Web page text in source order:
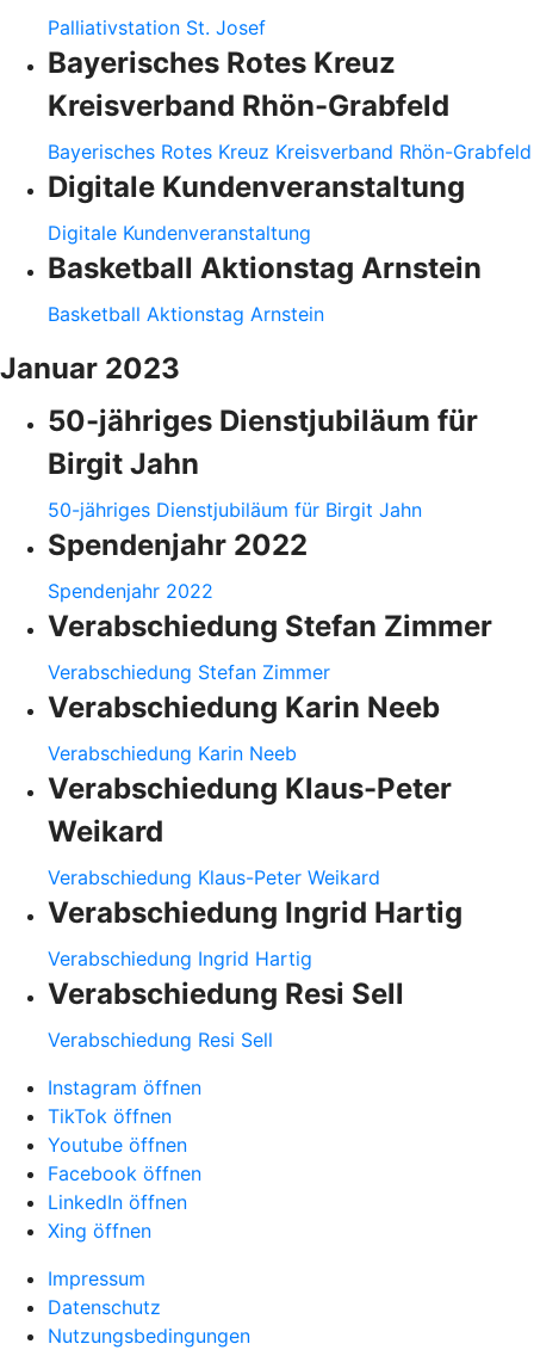
Palliativstation St. Josef
Bayerisches Rotes Kreuz
Kreisverband Rhön-Grabfeld
Bayerisches Rotes Kreuz Kreisverband Rhön-Grabfeld
Digitale Kundenveranstaltung
Digitale Kundenveranstaltung
Basketball Aktionstag Arnstein
Basketball Aktionstag Arnstein
Januar 2023
50-jähriges Dienstjubiläum für
Birgit Jahn
50-jähriges Dienstjubiläum für Birgit Jahn
Spendenjahr 2022
Spendenjahr 2022
Verabschiedung Stefan Zimmer
Verabschiedung Stefan Zimmer
Verabschiedung Karin Neeb
Verabschiedung Karin Neeb
Verabschiedung Klaus-Peter
Weikard
Verabschiedung Klaus-Peter Weikard
Verabschiedung Ingrid Hartig
Verabschiedung Ingrid Hartig
Verabschiedung Resi Sell
Verabschiedung Resi Sell
Instagram öffnen
TikTok öffnen
Youtube öffnen
Facebook öffnen
LinkedIn öffnen
Xing öffnen
Impressum
Datenschutz
Nutzungsbedingungen